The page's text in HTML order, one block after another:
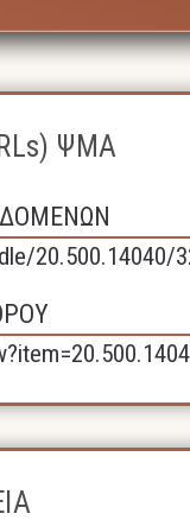
ΨΜΑ
20.500.14040/